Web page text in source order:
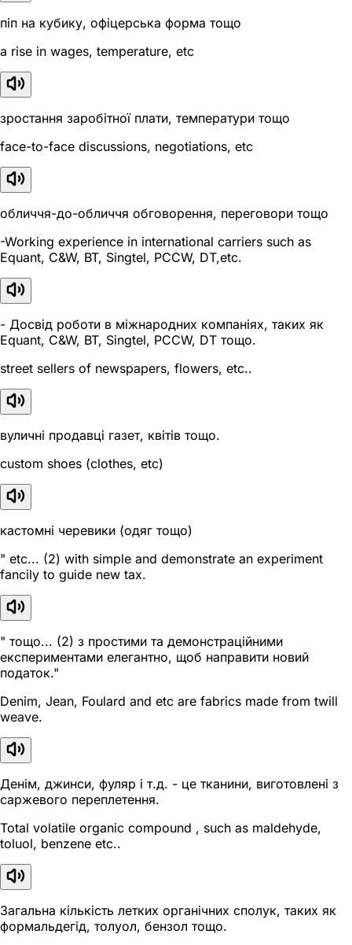
піп на кубику, офіцерська форма тощо
a rise in wages, temperature, etc
зростання заробітної плати, температури тощо
face-to-face discussions, negotiations, etc
обличчя-до-обличчя обговорення, переговори тощо
-Working experience in international carriers such as
Equant, C&W, BT, Singtel, PCCW, DT,etc.
- Досвід роботи в міжнародних компаніях, таких як
Equant, C&W, BT, Singtel, PCCW, DT тощо.
street sellers of newspapers, flowers, etc..
вуличні продавці газет, квітів тощо.
custom shoes (clothes, etc)
кастомні черевики (одяг тощо)
" etc... (2) with simple and demonstrate an experiment
fancily to guide new tax.
" тощо... (2) з простими та демонстраційними
експериментами елегантно, щоб направити новий
податок."
Denim, Jean, Foulard and etc are fabrics made from twill
weave.
Денім, джинси, фуляр і т.д. - це тканини, виготовлені з
саржевого переплетення.
Total volatile organic compound , such as maldehyde,
toluol, benzene etc..
Загальна кількість летких органічних сполук, таких як
формальдегід, толуол, бензол тощо.